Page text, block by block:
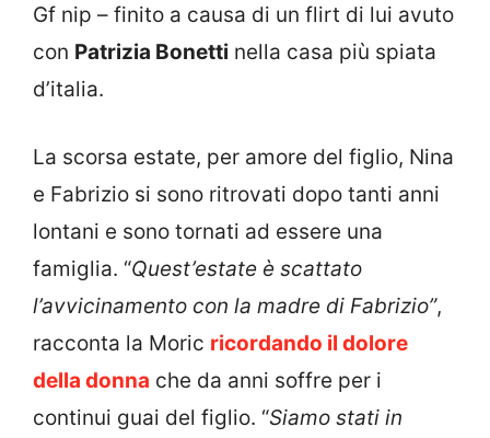
Gf nip – finito a causa di un flirt di lui avuto
con Patrizia Bonetti nella casa più spiata
d’italia.
La scorsa estate, per amore del figlio, Nina
e Fabrizio si sono ritrovati dopo tanti anni
lontani e sono tornati ad essere una
famiglia. “Quest’estate è scattato
l’avvicinamento con la madre di Fabrizio”,
racconta la Moric ricordando il dolore
della donna che da anni soffre per i
continui guai del figlio. “Siamo stati in